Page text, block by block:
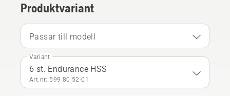
Produktvariant
Passar till modell
Variant
6 st. Endurance HSS
Art.nr: 599 80 52‑01